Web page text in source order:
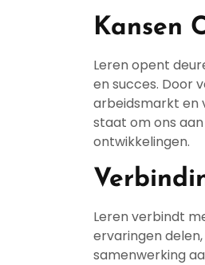
Kansen
Leren opent
en succes. Door
arbeidsmarkt en
staat om ons
ontwikkelingen.
Leren verbindt
ervaringen
samenwerking